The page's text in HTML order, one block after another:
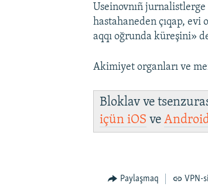
Useinovnıñ jurnalistlerge
hastahaneden çıqap, evi
aqqı oğrunda küreşini»
Akimiyet organları ve
Bloklav ve
içüniOS ve
Paylaşmaq VPN-